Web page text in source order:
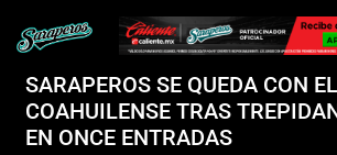
SARAPEROS SE QUEDA CON
COAHUILENSE TRAS
EN ONCE ENTRADAS